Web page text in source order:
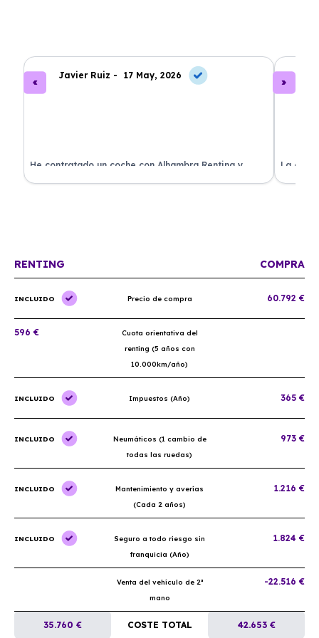
Javier Ruiz - 17 May, 2026
He contratado un coche con Alhambra Renting y
estoy impresionado. Todo ha sido transparente y sin
La
RENTING COMPRA
INCLUIDO Precio de compra 60.792 €
596 €
Cuota orientativa del
renting (5 años con
10.000km/año)
INCLUIDO Impuestos (Año) 365 €
INCLUIDO
Neumáticos (1 cambio de
todas las ruedas)
973 €
INCLUIDO
Mantenimiento y averías
(Cada 2 años)
1.216 €
INCLUIDO
Seguro a todo riesgo sin
franquicia (Año)
1.824 €
Venta del vehículo de 2ª
mano
-22.516 €
35.760 € COSTE TOTAL 42.653 €